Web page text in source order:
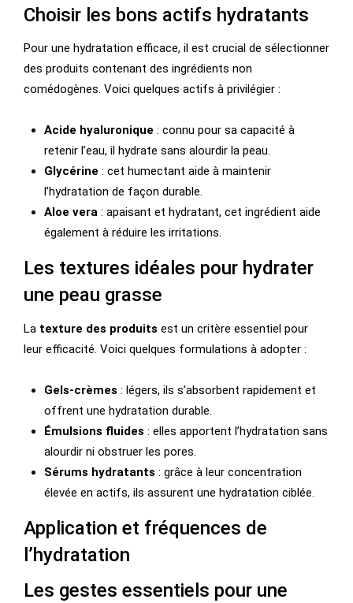
Choisir les bons actifs hydratants
Pour une hydratation efficace, il est crucial de sélectionner
des produits contenant des ingrédients non
comédogènes. Voici quelques actifs à privilégier :
Acide hyaluronique : connu pour sa capacité à
retenir l’eau, il hydrate sans alourdir la peau.
Glycérine : cet humectant aide à maintenir
l’hydratation de façon durable.
Aloe vera : apaisant et hydratant, cet ingrédient aide
également à réduire les irritations.
Les textures idéales pour hydrater
une peau grasse
La texture des produits est un critère essentiel pour
leur efficacité. Voici quelques formulations à adopter :
Gels-crèmes : légers, ils s’absorbent rapidement et
offrent une hydratation durable.
Émulsions fluides : elles apportent l’hydratation sans
alourdir ni obstruer les pores.
Sérums hydratants : grâce à leur concentration
élevée en actifs, ils assurent une hydratation ciblée.
Application et fréquences de
l’hydratation
Les gestes essentiels pour une